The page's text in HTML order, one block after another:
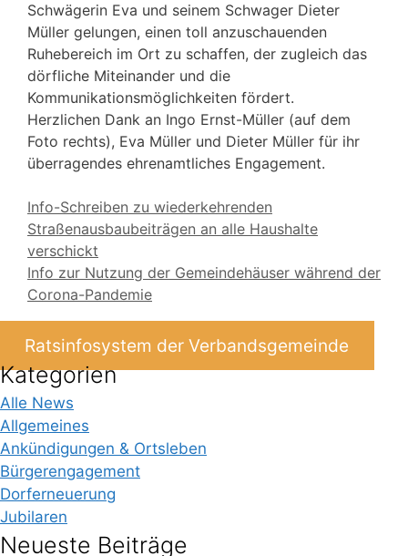
Schwägerin Eva und seinem Schwager Dieter
Müller gelungen, einen toll anzuschauenden
Ruhebereich im Ort zu schaffen, der zugleich das
dörfliche Miteinander und die
Kommunikationsmöglichkeiten fördert.
Herzlichen Dank an Ingo Ernst-Müller (auf dem
Foto rechts), Eva Müller und Dieter Müller für ihr
überragendes ehrenamtliches Engagement.
Info-Schreiben zu wiederkehrenden
Straßenausbaubeiträgen an alle Haushalte
verschickt
Info zur Nutzung der Gemeindehäuser während der
Corona-Pandemie
Ratsinfosystem der Verbandsgemeinde
Kategorien
Alle News
Allgemeines
Ankündigungen & Ortsleben
Bürgerengagement
Dorferneuerung
Jubilaren
Neueste Beiträge